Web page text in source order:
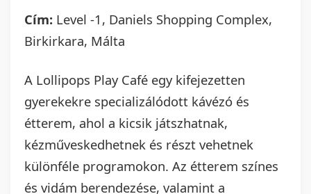
Cím: Level -1, Daniels Shopping Complex,
Birkirkara, Málta
A Lollipops Play Café egy kifejezetten
gyerekekre specializálódott kávézó és
étterem, ahol a kicsik játszhatnak,
kézműveskedhetnek és részt vehetnek
különféle programokon. Az étterem színes
és vidám berendezése, valamint a